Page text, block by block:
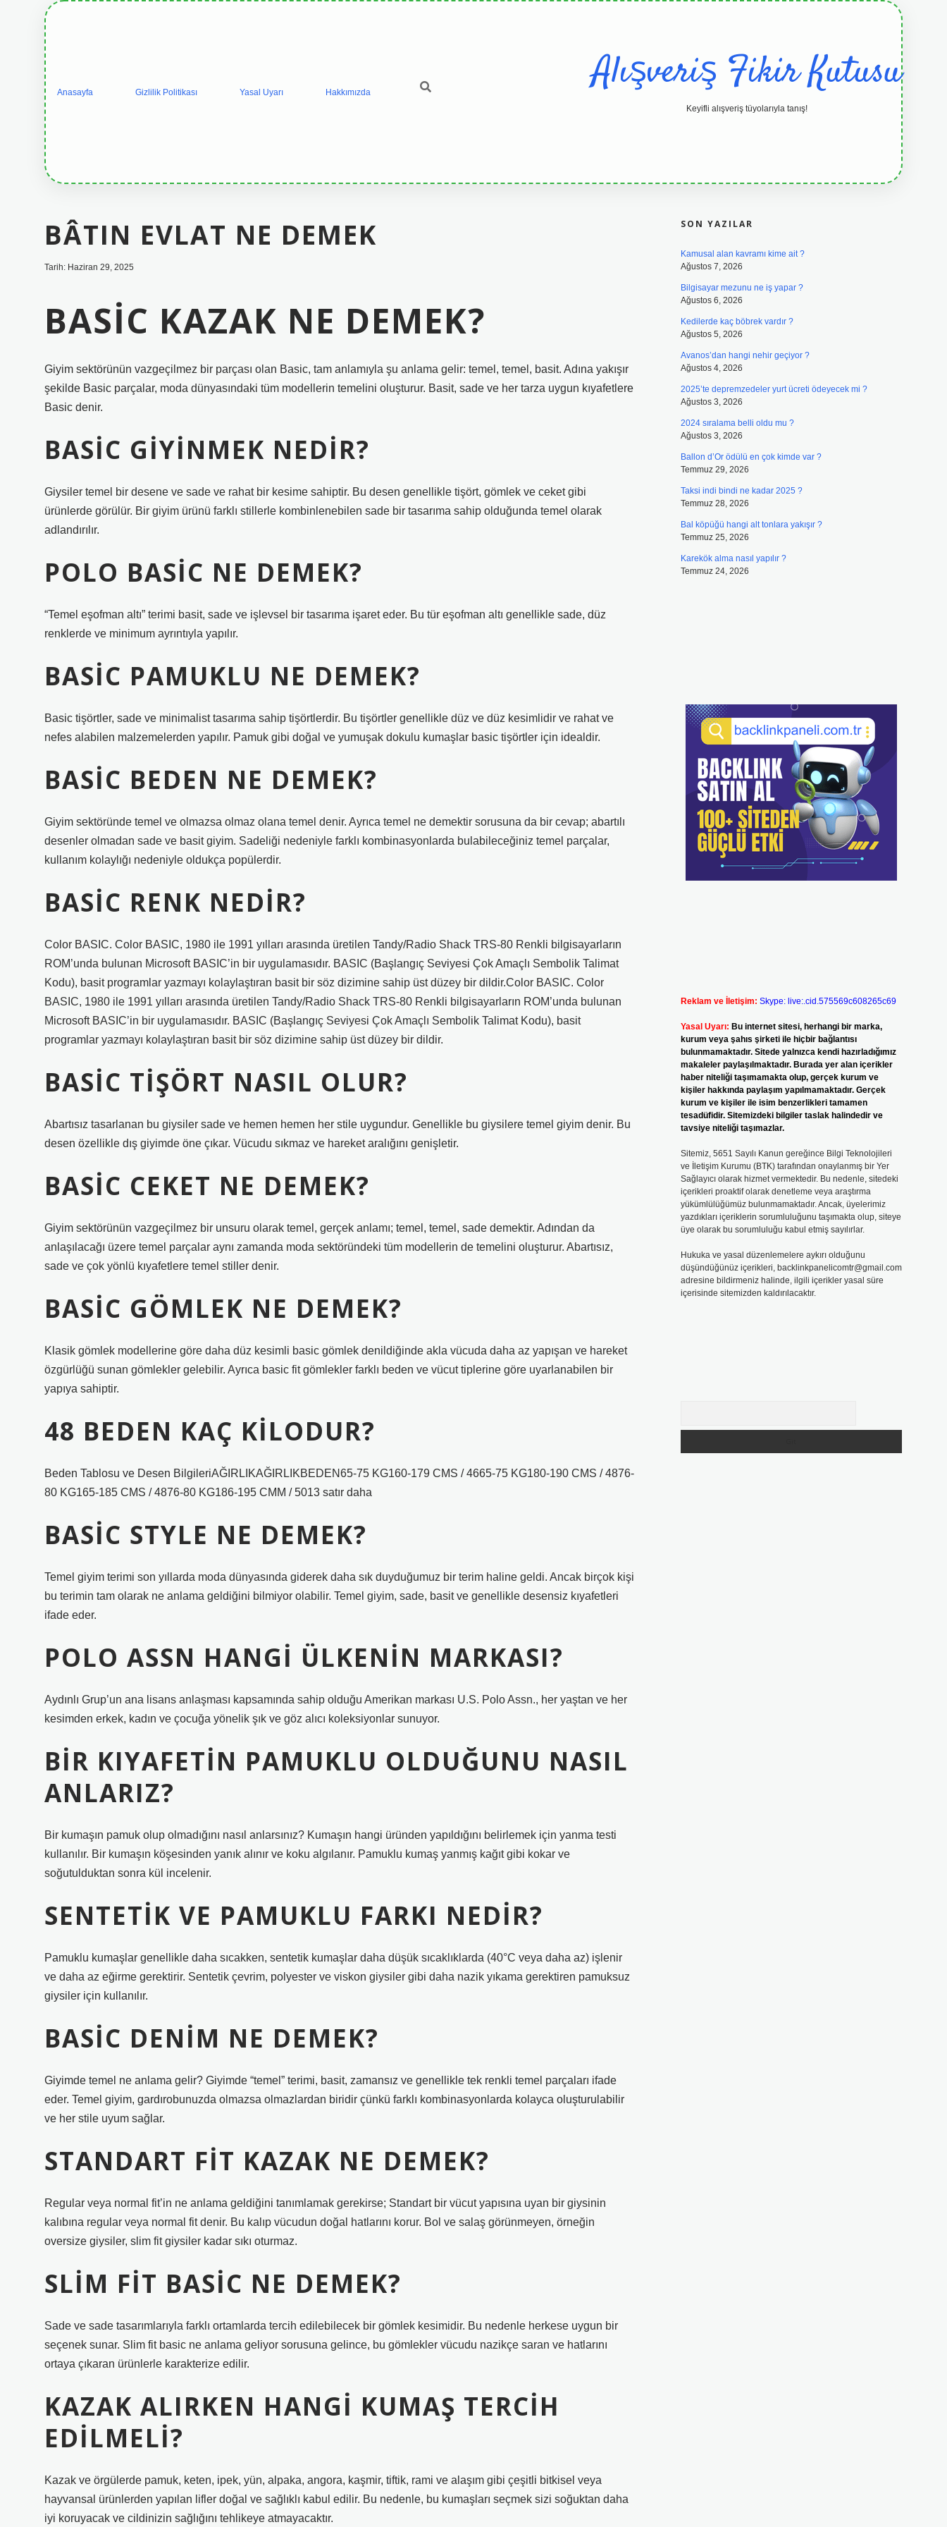
Anasayfa Gizlilik Politikası Yasal Uyarı Hakkımızda Alışveriş Fikir Kutusu
Keyifli alışveriş tüyolarıyla tanış!
BÂTIN EVLAT NE DEMEK
Tarih: Haziran 29, 2025
BASIC KAZAK NE DEMEK?
Giyim sektörünün vazgeçilmez bir parçası olan Basic, tam anlamıyla şu anlama gelir: temel, temel, basit. Adına yakışır
şekilde Basic parçalar, moda dünyasındaki tüm modellerin temelini oluşturur. Basit, sade ve her tarza uygun kıyafetlere
Basic denir.
BASIC GIYINMEK NEDIR?
Giysiler temel bir desene ve sade ve rahat bir kesime sahiptir. Bu desen genellikle tişört, gömlek ve ceket gibi
ürünlerde görülür. Bir giyim ürünü farklı stillerle kombinlenebilen sade bir tasarıma sahip olduğunda temel olarak
adlandırılır.
POLO BASIC NE DEMEK?
“Temel eşofman altı” terimi basit, sade ve işlevsel bir tasarıma işaret eder. Bu tür eşofman altı genellikle sade, düz
renklerde ve minimum ayrıntıyla yapılır.
BASIC PAMUKLU NE DEMEK?
Basic tişörtler, sade ve minimalist tasarıma sahip tişörtlerdir. Bu tişörtler genellikle düz ve düz kesimlidir ve rahat ve
nefes alabilen malzemelerden yapılır. Pamuk gibi doğal ve yumuşak dokulu kumaşlar basic tişörtler için idealdir.
BASIC BEDEN NE DEMEK?
Giyim sektöründe temel ve olmazsa olmaz olana temel denir. Ayrıca temel ne demektir sorusuna da bir cevap; abartılı
desenler olmadan sade ve basit giyim. Sadeliği nedeniyle farklı kombinasyonlarda bulabileceğiniz temel parçalar,
kullanım kolaylığı nedeniyle oldukça popülerdir.
BASIC RENK NEDIR?
Color BASIC. Color BASIC, 1980 ile 1991 yılları arasında üretilen Tandy/Radio Shack TRS-80 Renkli bilgisayarların
ROM’unda bulunan Microsoft BASIC’in bir uygulamasıdır. BASIC (Başlangıç ​​Seviyesi Çok Amaçlı Sembolik Talimat
Kodu), basit programlar yazmayı kolaylaştıran basit bir söz dizimine sahip üst düzey bir dildir.Color BASIC. Color
BASIC, 1980 ile 1991 yılları arasında üretilen Tandy/Radio Shack TRS-80 Renkli bilgisayarların ROM’unda bulunan
Microsoft BASIC’in bir uygulamasıdır. BASIC (Başlangıç ​​Seviyesi Çok Amaçlı Sembolik Talimat Kodu), basit
programlar yazmayı kolaylaştıran basit bir söz dizimine sahip üst düzey bir dildir.
BASIC TIŞÖRT NASIL OLUR?
Abartısız tasarlanan bu giysiler sade ve hemen hemen her stile uygundur. Genellikle bu giysilere temel giyim denir. Bu
desen özellikle dış giyimde öne çıkar. Vücudu sıkmaz ve hareket aralığını genişletir.
BASIC CEKET NE DEMEK?
Giyim sektörünün vazgeçilmez bir unsuru olarak temel, gerçek anlamı; temel, temel, sade demektir. Adından da
anlaşılacağı üzere temel parçalar aynı zamanda moda sektöründeki tüm modellerin de temelini oluşturur. Abartısız,
sade ve çok yönlü kıyafetlere temel stiller denir.
BASIC GÖMLEK NE DEMEK?
Klasik gömlek modellerine göre daha düz kesimli basic gömlek denildiğinde akla vücuda daha az yapışan ve hareket
özgürlüğü sunan gömlekler gelebilir. Ayrıca basic fit gömlekler farklı beden ve vücut tiplerine göre uyarlanabilen bir
yapıya sahiptir.
48 BEDEN KAÇ KILODUR?
Beden Tablosu ve Desen BilgileriAĞIRLIKAĞIRLIKBEDEN65-75 KG160-179 CMS / 4665-75 KG180-190 CMS / 4876-
80 KG165-185 CMS / 4876-80 KG186-195 CMM / 5013 satır daha
BASIC STYLE NE DEMEK?
Temel giyim terimi son yıllarda moda dünyasında giderek daha sık duyduğumuz bir terim haline geldi. Ancak birçok kişi
bu terimin tam olarak ne anlama geldiğini bilmiyor olabilir. Temel giyim, sade, basit ve genellikle desensiz kıyafetleri
ifade eder.
POLO ASSN HANGI ÜLKENIN MARKASI?
Aydınlı Grup’un ana lisans anlaşması kapsamında sahip olduğu Amerikan markası U.S. Polo Assn., her yaştan ve her
kesimden erkek, kadın ve çocuğa yönelik şık ve göz alıcı koleksiyonlar sunuyor.
BIR KIYAFETIN PAMUKLU OLDUĞUNU NASIL
ANLARIZ?
Bir kumaşın pamuk olup olmadığını nasıl anlarsınız? Kumaşın hangi üründen yapıldığını belirlemek için yanma testi
kullanılır. Bir kumaşın köşesinden yanık alınır ve koku algılanır. Pamuklu kumaş yanmış kağıt gibi kokar ve
soğutulduktan sonra kül incelenir.
SENTETIK VE PAMUKLU FARKI NEDIR?
Pamuklu kumaşlar genellikle daha sıcakken, sentetik kumaşlar daha düşük sıcaklıklarda (40°C veya daha az) işlenir
ve daha az eğirme gerektirir. Sentetik çevrim, polyester ve viskon giysiler gibi daha nazik yıkama gerektiren pamuksuz
giysiler için kullanılır.
BASIC DENIM NE DEMEK?
Giyimde temel ne anlama gelir? Giyimde “temel” terimi, basit, zamansız ve genellikle tek renkli temel parçaları ifade
eder. Temel giyim, gardırobunuzda olmazsa olmazlardan biridir çünkü farklı kombinasyonlarda kolayca oluşturulabilir
ve her stile uyum sağlar.
STANDART FIT KAZAK NE DEMEK?
Regular veya normal fit’in ne anlama geldiğini tanımlamak gerekirse; Standart bir vücut yapısına uyan bir giysinin
kalıbına regular veya normal fit denir. Bu kalıp vücudun doğal hatlarını korur. Bol ve salaş görünmeyen, örneğin
oversize giysiler, slim fit giysiler kadar sıkı oturmaz.
SLIM FIT BASIC NE DEMEK?
Sade ve sade tasarımlarıyla farklı ortamlarda tercih edilebilecek bir gömlek kesimidir. Bu nedenle herkese uygun bir
seçenek sunar. Slim fit basic ne anlama geliyor sorusuna gelince, bu gömlekler vücudu nazikçe saran ve hatlarını
ortaya çıkaran ürünlerle karakterize edilir.
KAZAK ALIRKEN HANGI KUMAŞ TERCIH
EDILMELI?
Kazak ve örgülerde pamuk, keten, ipek, yün, alpaka, angora, kaşmir, tiftik, rami ve alaşım gibi çeşitli bitkisel veya
hayvansal ürünlerden yapılan lifler doğal ve sağlıklı kabul edilir. Bu nedenle, bu kumaşları seçmek sizi soğuktan daha
iyi koruyacak ve cildinizin sağlığını tehlikeye atmayacaktır.
SON YAZILAR
Kamusal alan kavramı kime ait ?
Ağustos 7, 2026
Bilgisayar mezunu ne iş yapar ?
Ağustos 6, 2026
Kedilerde kaç böbrek vardır ?
Ağustos 5, 2026
Avanos’dan hangi nehir geçiyor ?
Ağustos 4, 2026
2025’te depremzedeler yurt ücreti ödeyecek mi ?
Ağustos 3, 2026
2024 sıralama belli oldu mu ?
Ağustos 3, 2026
Ballon d’Or ödülü en çok kimde var ?
Temmuz 29, 2026
Taksi indi bindi ne kadar 2025 ?
Temmuz 28, 2026
Bal köpüğü hangi alt tonlara yakışır ?
Temmuz 25, 2026
Karekök alma nasıl yapılır ?
Temmuz 24, 2026
Reklam ve İletişim: Skype: live:.cid.575569c608265c69
Yasal Uyarı: Bu internet sitesi, herhangi bir marka,
kurum veya şahıs şirketi ile hiçbir bağlantısı
bulunmamaktadır. Sitede yalnızca kendi hazırladığımız
makaleler paylaşılmaktadır. Burada yer alan içerikler
haber niteliği taşımamakta olup, gerçek kurum ve
kişiler hakkında paylaşım yapılmamaktadır. Gerçek
kurum ve kişiler ile isim benzerlikleri tamamen
tesadüfidir. Sitemizdeki bilgiler taslak halindedir ve
tavsiye niteliği taşımazlar.
Sitemiz, 5651 Sayılı Kanun gereğince Bilgi Teknolojileri
ve İletişim Kurumu (BTK) tarafından onaylanmış bir Yer
Sağlayıcı olarak hizmet vermektedir. Bu nedenle, sitedeki
içerikleri proaktif olarak denetleme veya araştırma
yükümlülüğümüz bulunmamaktadır. Ancak, üyelerimiz
yazdıkları içeriklerin sorumluluğunu taşımakta olup, siteye
üye olarak bu sorumluluğu kabul etmiş sayılırlar.
Hukuka ve yasal düzenlemelere aykırı olduğunu
düşündüğünüz içerikleri, backlinkpanelicomtr@gmail.com
adresine bildirmeniz halinde, ilgili içerikler yasal süre
içerisinde sitemizden kaldırılacaktır.